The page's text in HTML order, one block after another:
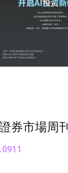
券市場周刊